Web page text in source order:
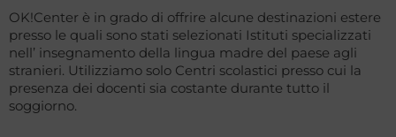
OK!Center è in grado di offrire alcune destinazioni estere
presso le quali sono stati selezionati Istituti specializzati
nell’ insegnamento della lingua madre del paese agli
stranieri. Utilizziamo solo Centri scolastici presso cui la
presenza dei docenti sia costante durante tutto il
soggiorno.